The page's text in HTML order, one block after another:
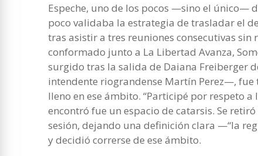
Espeche, uno de los pocos —sino el único—
poco validaba la estrategia de trasladar el
tras asistir a tres reuniones consecutivas
conformado junto a La Libertad Avanza,
surgido tras la salida de Daiana Freiberger
intendente riograndense Martín Perez—,
lleno en ese ámbito. “Participé por respeto a
encontró fue un espacio de catarsis. Se
sesión, dejando una definición clara —“la
y decidió correrse de ese ámbito.